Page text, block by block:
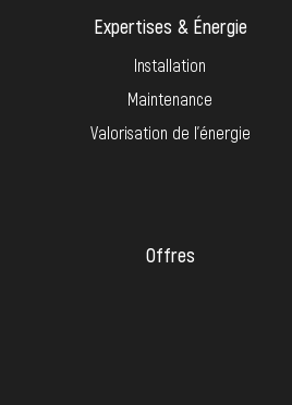
Expertises & Énergie
Installation
Maintenance
Valorisation de l’énergie
Offres